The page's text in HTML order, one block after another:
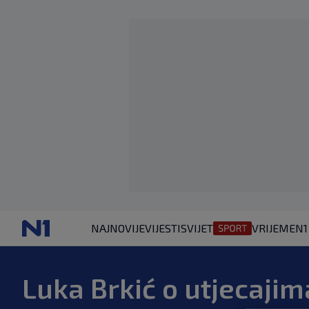
NAJNOVIJEVIJESTISVIJET VRIJEME
Luka Brkić o